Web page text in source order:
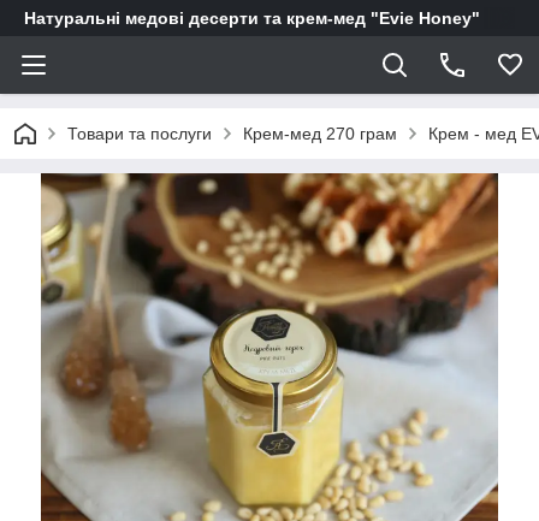
Натуральні медові десерти та крем-мед "Evie Honey"
Товари та послуги Крем-мед 270 грам Крем - мед